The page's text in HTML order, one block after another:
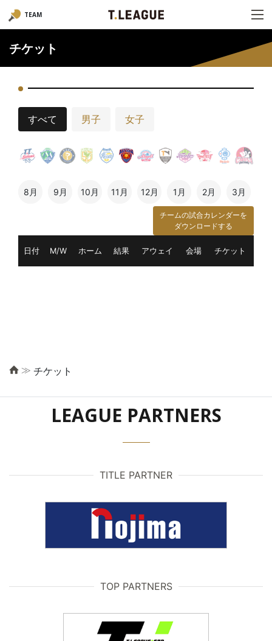
TEAM
チケット
すべて 男子 女子
8月 9月 10月 11月 12月 1月 2月 3月
チームの試合カレンダーを
ダウンロードする
日付 M/W ホーム 結果 アウェイ 会場 チケット
≫ チケット
LEAGUE PARTNERS
TITLE PARTNER
TOP PARTNERS